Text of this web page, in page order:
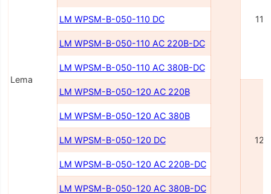
Lema
LM WPSM-B-050-110 DC
LM WPSM-B-050-110 AC 220В-DC
LM WPSM-B-050-110 AC 380В-DC
LM WPSM-B-050-120 AC 220В
LM WPSM-B-050-120 AC 380В
LM WPSM-B-050-120 DC
LM WPSM-B-050-120 AC 220В-DC
LM WPSM-B-050-120 AC 380В-DC